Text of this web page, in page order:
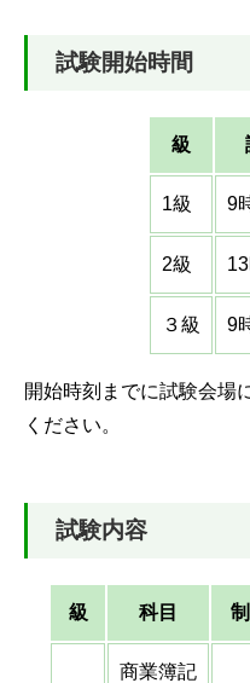
試験開始時間
級
1級 9
2級
３級 9
開始時刻までに試験会場
ください。
試験内容
級 科目
商業簿記